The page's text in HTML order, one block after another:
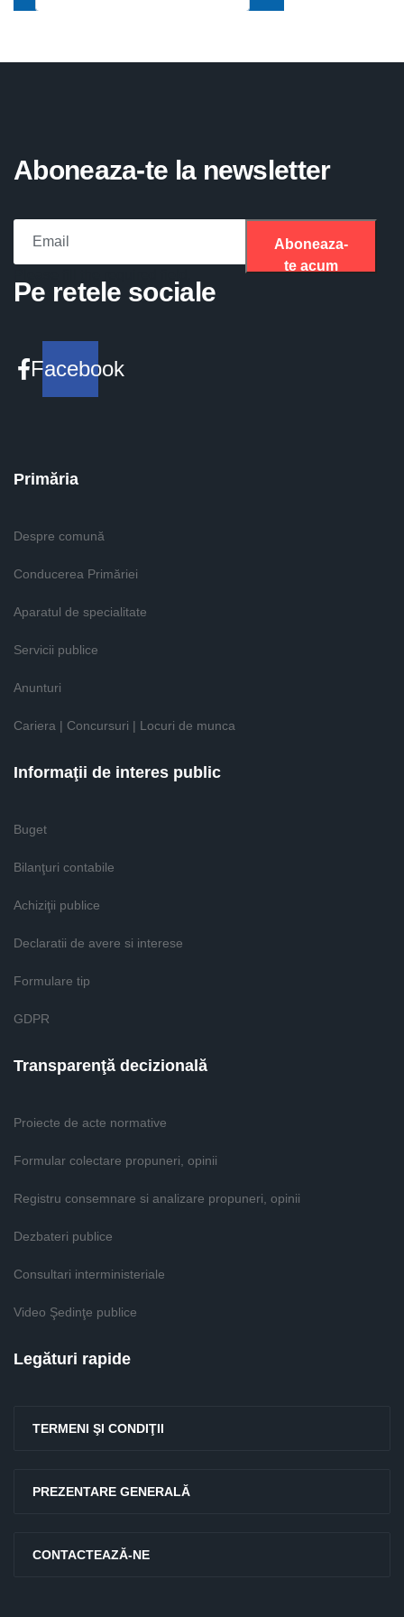
Aboneaza-te la newsletter
Aboneaza-
te acum
Pe retele sociale
Facebook
Primăria
Despre comună
Conducerea Primăriei
Aparatul de specialitate
Servicii publice
Anunturi
Cariera | Concursuri | Locuri de munca
Informaţii de interes public
Buget
Bilanţuri contabile
Achiziţii publice
Declaratii de avere si interese
Formulare tip
GDPR
Transparenţă decizională
Proiecte de acte normative
Formular colectare propuneri, opinii
Registru consemnare si analizare propuneri, opinii
Dezbateri publice
Consultari interministeriale
Video Şedinţe publice
Legături rapide
TERMENI ŞI CONDIŢII
PREZENTARE GENERALĂ
CONTACTEAZĂ-NE